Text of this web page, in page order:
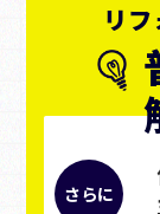
リ